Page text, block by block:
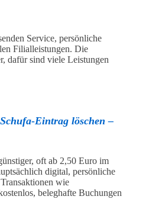
Service, persönliche
Filialleistungen. Die
dafür sind viele Leistungen
Eintrag löschen –
oft ab 2,50 Euro im
digital, persönliche
wie
beleghafte Buchungen